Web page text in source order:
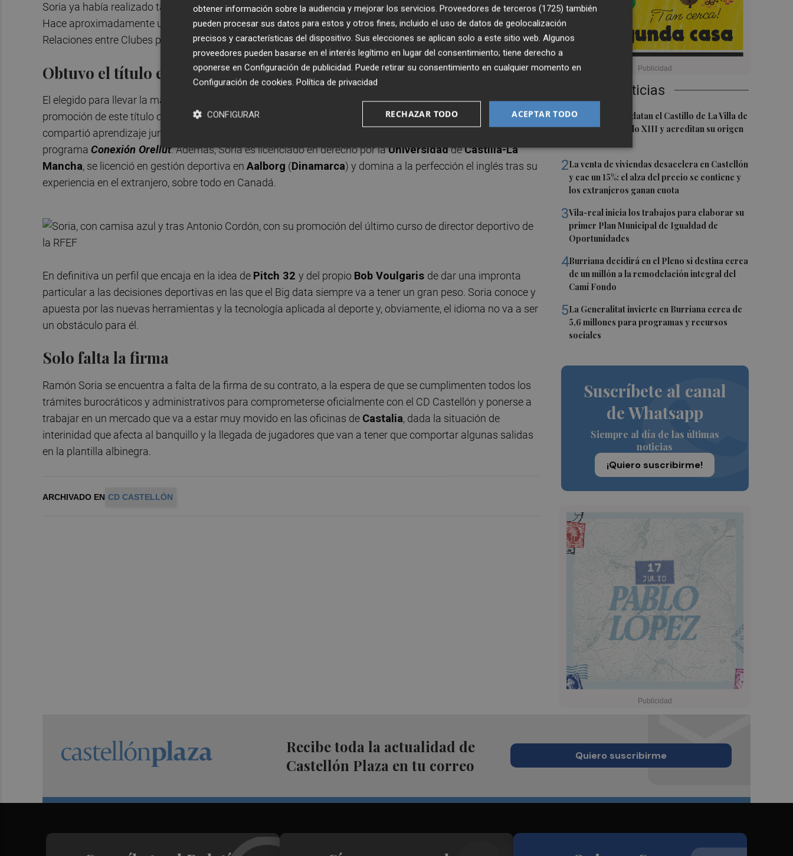
Últimas Noticias
1Investigadores datan el Castillo de La Villa de
El Toro en el siglo XIII y acreditan su origen
2La venta de viviendas desacelera en Castellón
y cae un 15%: el alza del precio se contiene y
los extranjeros ganan cuota
3Vila-real inicia los trabajos para elaborar su
primer Plan Municipal de Igualdad de
Oportunidades
4Burriana decidirá en el Pleno si destina cerca
de un millón a la remodelación integral del
Camí Fondo
5La Generalitat invierte en Burriana cerca de
5,6 millones para programas y recursos
sociales
Suscríbete al canal
de Whatsapp
Siempre al día de las últimas
noticias
¡Quiero suscribirme!
Soria ya había realizado tareas de ojeador para su último club y pronto comenzó a dar pasos en ese sentido.
Hace aproximadamente un año fue reclutado por la empresaTransfer Roomcomo Ejecutivo de
Relaciones entre Clubes para
Franciay España.
Obtuvo el título en la última promoción
El elegido para llevar la manija de la Dirección Deportiva del CD Castellón forma parte de la última
promoción de este título otorgada por laRFEF, que concluyó hace apenas unos meses y en la que
compartió aprendizaje junto a
programa Conexión Orellut. Además, Soria es licenciado en derecho por laUniversidaddeCastilla-La
Mancha, se licenció en gestión deportiva en Aalborg (Dinamarca) y domina a la perfección el inglés tras su
experiencia en el extranjero, sobre todo en Canadá.
En definitiva un perfil que encaja en la idea de Pitch 32 y del propio Bob Voulgaris de dar una impronta
particular a las decisiones deportivas en las que el Big data siempre va a tener un gran peso. Soria conoce y
apuesta por las nuevas herramientas y la tecnología aplicada al deporte y, obviamente, el idioma no va a ser
un obstáculo para él.
Solo falta la firma
Ramón Soria se encuentra a falta de la firma de su contrato, a la espera de que se cumplimenten todos los
trámites burocráticos y administrativos para comprometerse oficialmente con el CD Castellón y ponerse a
trabajar en un mercado que va a estar muy movido en las oficinas de Castalia, dada la situación de
interinidad que afecta al banquillo y la llegada de jugadores que van a tener que comportar algunas salidas
en la plantilla albinegra.
ARCHIVADO EN CD CASTELLÓN
Recibe toda la actualidad de
Castellón Plaza en tu correo
Quiero suscribirme
obtener información sobre la audiencia y mejorar los servicios. Proveedores de terceros (1725) también
pueden procesar sus datos para estos y otros fines, incluido el uso de datos de geolocalización
precisos y características del dispositivo. Sus elecciones se aplican solo a este sitio web. Algunos
proveedores pueden basarse en el interés legítimo en lugar del consentimiento; tiene derecho a
oponerse en Configuración de publicidad. Puede retirar su consentimiento en cualquier momento en
Configuración de cookies. Política de privacidad
ACEPTAR TODO
RECHAZAR TODO
CONFIGURAR